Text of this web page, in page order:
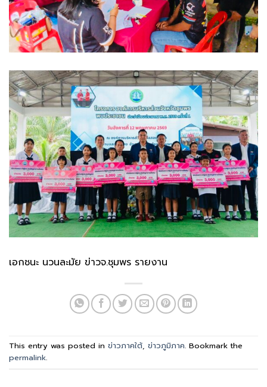
เอกชนะ นวนละมัย ข่าวจ.ชุมพร รายงาน
This entry was posted in ข่าวภาคใต้, ข่าวภูมิภาค. Bookmark the
permalink.